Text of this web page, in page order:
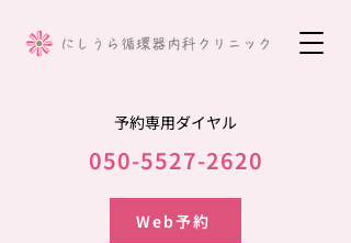
予約専用ダイヤル
050-5527-2620
Web予約